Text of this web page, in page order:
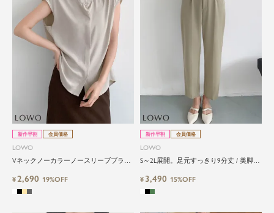
新作早割 会員価格
LOWO
Vネックノーカラーノースリーブブラウ
¥2,690 19%OFF
新作早割 会員価格
LOWO
S～2L展開。足元すっきり9分丈 / 美脚万
¥ 3,490 15%OFF